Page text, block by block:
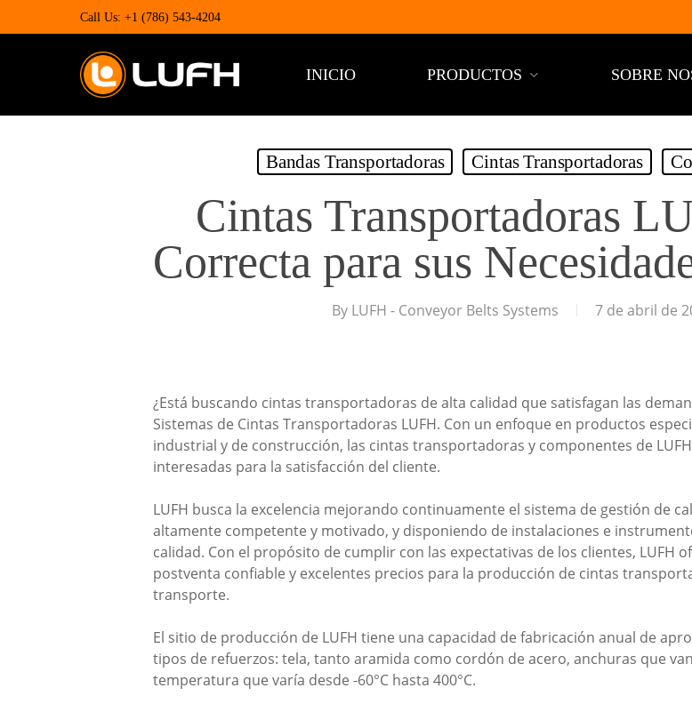
main
Call Us: +1 (786) 543-4204
INICIO PRODUCTOS SOBRE
Bandas Transportadoras Cintas Transportadoras
Cintas Transportadoras
Correcta para sus
By LUFH - Conveyor Belts Systems 7 de abril de
¿Está buscando cintas transportadoras de alta calidad que satisfagan las
Sistemas de Cintas Transportadoras LUFH. Con un enfoque en productos
industrial y de construcción, las cintas transportadoras y componentes de
interesadas para la satisfacción del cliente.
LUFH busca la excelencia mejorando continuamente el sistema de gestión de
altamente competente y motivado, y disponiendo de instalaciones e
calidad. Con el propósito de cumplir con las expectativas de los clientes, LUFH
postventa confiable y excelentes precios para la producción de cintas
transporte.
El sitio de producción de LUFH tiene una capacidad de fabricación anual de
tipos de refuerzos: tela, tanto aramida como cordón de acero, anchuras que
temperatura que varía desde -60°C hasta 400°C.